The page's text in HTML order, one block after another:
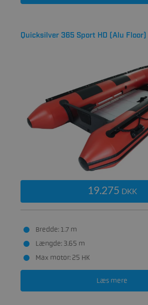
Quicksilver 365 Sport HD (Alu Floor)
19.275 DKK
Bredde: 1.7 m
Længde: 3.65 m
Max motor: 25 HK
Læs mere